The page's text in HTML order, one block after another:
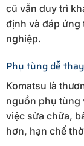
cũ vẫn duy trì
định và đáp ứng
nghiệp.
Phụ tùng dễ
Komatsu là
nguồn phụ tùng
việc sửa chữa,
hơn, hạn chế